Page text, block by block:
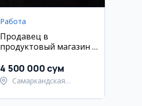
Работа
Продавец в
продуктовый магазин в
4 500 000 сум
Самаркандская
Самаркандский район